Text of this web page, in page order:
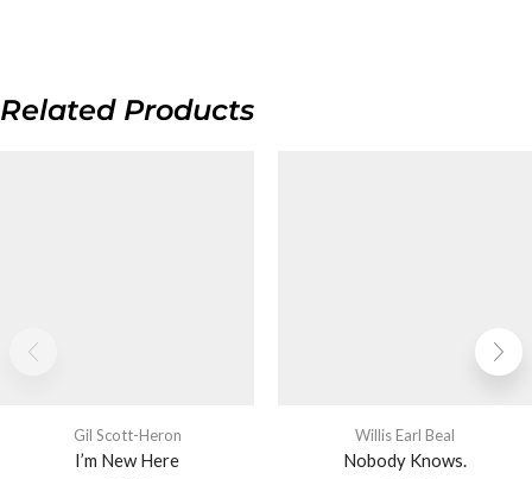
Related Products
Gil Scott-Heron
I’m New Here
Willis Earl Beal
Nobody Knows.